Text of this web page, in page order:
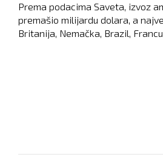
Prema podacima Saveta, izvoz
premašio milijardu dolara, a
Britanija, Nemačka, Brazil,